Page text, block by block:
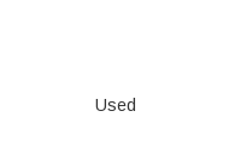
Used